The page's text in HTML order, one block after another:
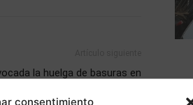
consentimiento
la huelga de basuras en